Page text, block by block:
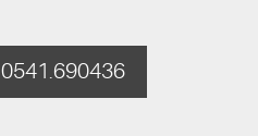
0541.690436